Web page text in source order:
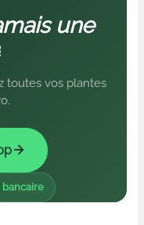
une
toutes vos plantes
bancaire